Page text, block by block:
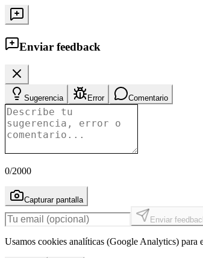
Enviar feedback
Sugerencia Error Comentario
0/2000
Capturar pantalla
Enviar
Usamos cookies analíticas (Google Analytics) para